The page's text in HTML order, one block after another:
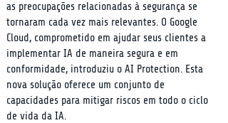
as preocupações relacionadas à segurança se
tornaram cada vez mais relevantes. O Google
Cloud, comprometido em ajudar seus clientes a
implementar IA de maneira segura e em
conformidade, introduziu o AI Protection. Esta
nova solução oferece um conjunto de
capacidades para mitigar riscos em todo o ciclo
de vida da IA.